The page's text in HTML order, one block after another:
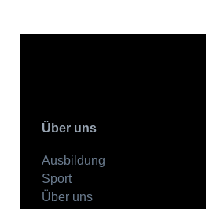
Über uns
Ausbildung
Sport
Über uns